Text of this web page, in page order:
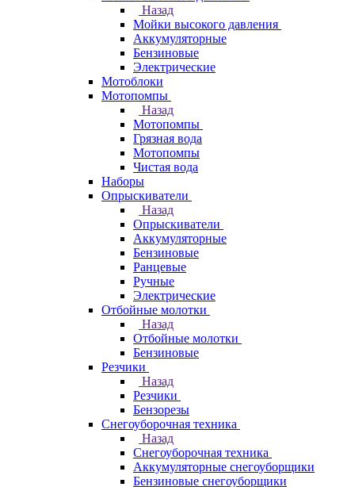
Назад
Мойки высокого давления
Аккумуляторные
Бензиновые
Электрические
Мотоблоки
Мотопомпы
Назад
Мотопомпы
Грязная вода
Мотопомпы
Чистая вода
Наборы
Опрыскиватели
Назад
Опрыскиватели
Аккумуляторные
Бензиновые
Ранцевые
Ручные
Электрические
Отбойные молотки
Назад
Отбойные молотки
Бензиновые
Резчики
Назад
Резчики
Бензорезы
Снегоуборочная техника
Назад
Снегоуборочная техника
Аккумуляторные снегоуборщики
Бензиновые снегоуборщики